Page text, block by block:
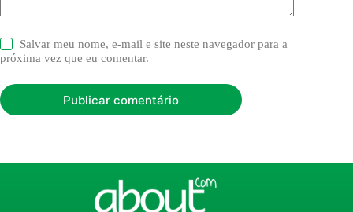
Salvar meu nome, e-mail e site neste navegador para a
próxima vez que eu comentar.
Publicar comentário